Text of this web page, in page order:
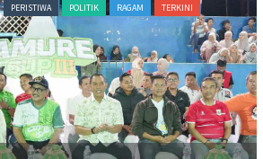
PERISTIWA POLITIK RAGAM TERKINI